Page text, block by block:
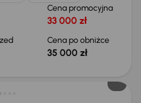
Cena promocyjna
33 000 zł
Cena po obniżce
35 000 zł